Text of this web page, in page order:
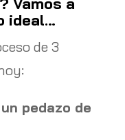
ideal…
de 3
pedazo de